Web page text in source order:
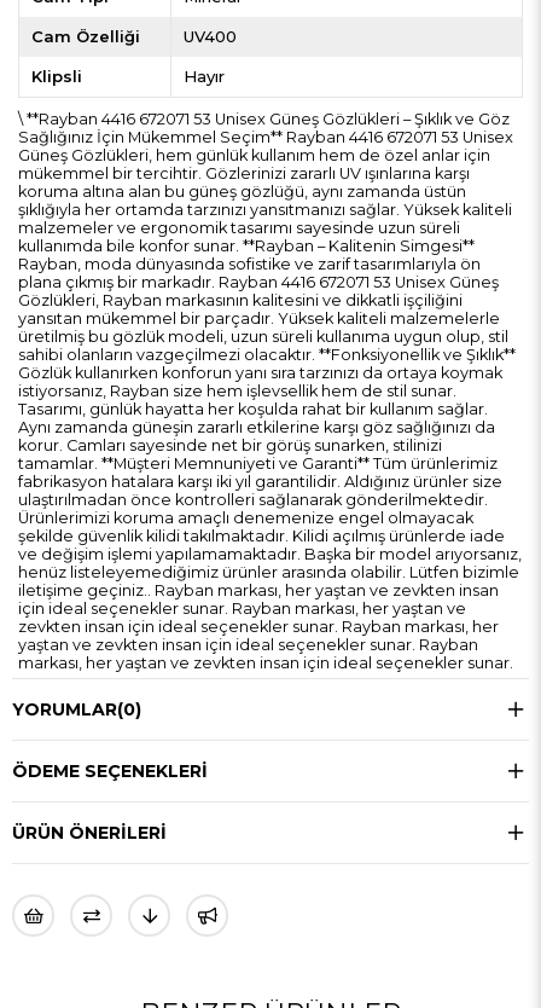
Cam Özelliği UV400
Klipsli Hayır
\ **Rayban 4416 672071 53 Unisex Güneş Gözlükleri – Şıklık ve Göz
Sağlığınız İçin Mükemmel Seçim** Rayban 4416 672071 53 Unisex
Güneş Gözlükleri, hem günlük kullanım hem de özel anlar için
mükemmel bir tercihtir. Gözlerinizi zararlı UV ışınlarına karşı
koruma altına alan bu güneş gözlüğü, aynı zamanda üstün
şıklığıyla her ortamda tarzınızı yansıtmanızı sağlar. Yüksek kaliteli
malzemeler ve ergonomik tasarımı sayesinde uzun süreli
kullanımda bile konfor sunar. **Rayban – Kalitenin Simgesi**
Rayban, moda dünyasında sofistike ve zarif tasarımlarıyla ön
plana çıkmış bir markadır. Rayban 4416 672071 53 Unisex Güneş
Gözlükleri, Rayban markasının kalitesini ve dikkatli işçiliğini
yansıtan mükemmel bir parçadır. Yüksek kaliteli malzemelerle
üretilmiş bu gözlük modeli, uzun süreli kullanıma uygun olup, stil
sahibi olanların vazgeçilmezi olacaktır. **Fonksiyonellik ve Şıklık**
Gözlük kullanırken konforun yanı sıra tarzınızı da ortaya koymak
istiyorsanız, Rayban size hem işlevsellik hem de stil sunar.
Tasarımı, günlük hayatta her koşulda rahat bir kullanım sağlar.
Aynı zamanda güneşin zararlı etkilerine karşı göz sağlığınızı da
korur. Camları sayesinde net bir görüş sunarken, stilinizi
tamamlar. **Müşteri Memnuniyeti ve Garanti** Tüm ürünlerimiz
fabrikasyon hatalara karşı iki yıl garantilidir. Aldığınız ürünler size
ulaştırılmadan önce kontrolleri sağlanarak gönderilmektedir.
Ürünlerimizi koruma amaçlı denemenize engel olmayacak
şekilde güvenlik kilidi takılmaktadır. Kilidi açılmış ürünlerde iade
ve değişim işlemi yapılamamaktadır. Başka bir model arıyorsanız,
henüz listeleyemediğimiz ürünler arasında olabilir. Lütfen bizimle
iletişime geçiniz.. Rayban markası, her yaştan ve zevkten insan
için ideal seçenekler sunar. Rayban markası, her yaştan ve
zevkten insan için ideal seçenekler sunar. Rayban markası, her
yaştan ve zevkten insan için ideal seçenekler sunar. Rayban
markası, her yaştan ve zevkten insan için ideal seçenekler sunar.
YORUMLAR(0)
ÖDEME SEÇENEKLERI
ÜRÜN ÖNERILERI